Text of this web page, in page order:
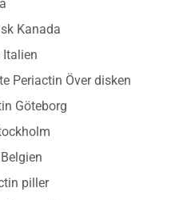
Kanada
Periactin Över disken
Göteborg
piller